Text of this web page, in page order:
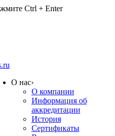
Ctrl + Enter
О нас›
О компании
Информация об
аккредитации
История
Сертификаты